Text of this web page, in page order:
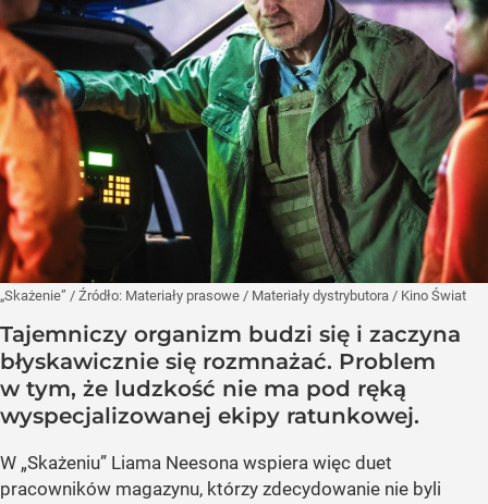
„Skażenie” / Źródło: Materiały prasowe / Materiały dystrybutora / Kino Świat
Tajemniczy organizm budzi się i zaczyna
błyskawicznie się rozmnażać. Problem
w tym, że ludzkość nie ma pod ręką
wyspecjalizowanej ekipy ratunkowej.
W „Skażeniu” Liama Neesona wspiera więc duet
pracowników magazynu, którzy zdecydowanie nie byli